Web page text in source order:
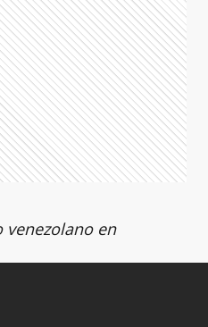
venezolano en